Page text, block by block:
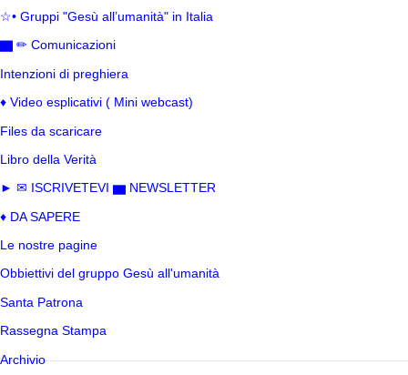
☆• Gruppi "Gesù all’umanità" in Italia
▇ ✏ Comunicazioni
Intenzioni di preghiera
♦ Video esplicativi ( Mini webcast)
Files da scaricare
Libro della Verità
► ✉ ISCRIVETEVI ▆ NEWSLETTER
♦ DA SAPERE
Le nostre pagine
Obbiettivi del gruppo Gesù all'umanità
Santa Patrona
Rassegna Stampa
Archivio